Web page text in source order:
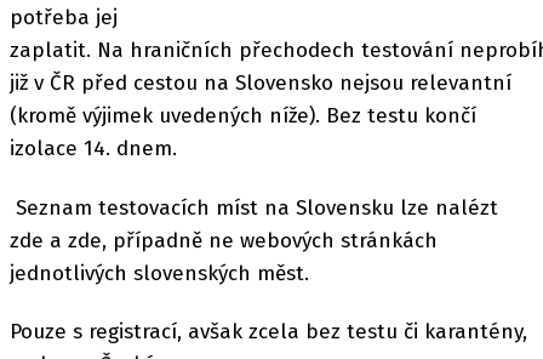
potřeba jej
zaplatit. Na hraničních přechodech testování
již v ČR před cestou na Slovensko nejsou relevantní
(kromě výjimek uvedených níže). Bez testu končí
izolace 14. dnem.
Seznam testovacích míst na Slovensku lze nalézt
zde a zde, případně ne webových stránkách
jednotlivých slovenských měst.
Pouze s registrací, avšak zcela bez testu či karantény,